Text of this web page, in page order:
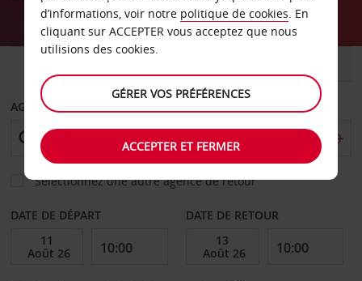
AGENCE DE DÉPART
Sélectionnez une autre agence de retour
DATE DE DÉPART DATE DE RETOUR
d’informations, voir notre politique de cookies. En
cliquant sur ACCEPTER vous acceptez que nous
utilisions des cookies.
GÉRER VOS PRÉFÉRENCES
ACCEPTER ET FERMER